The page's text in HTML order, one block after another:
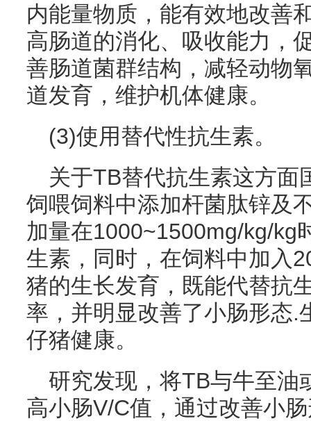
内能量物质，能有效地改善
高肠道的消化、吸收能力，
善肠道菌群结构，减轻动物
道发育，维护机体健康。
(3)使用替代性抗生素。
关于TB替代抗生素这方面
饲喂饲料中添加杆菌肽锌及
加量在1000~1500mg/kg/kg
生素，同时，在饲料中加入
猪的生长发育，既能代替抗
率，并明显改善了小肠形态.
仔猪健康。
研究发现，将TB与牛至油
高小肠V/C值，通过改善小